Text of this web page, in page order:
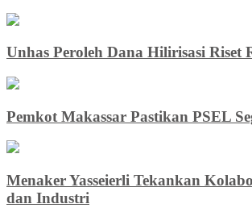
Unhas Peroleh Dana Hilirisasi Riset
Pemkot Makassar Pastikan PSEL
Menaker Yasseierli Tekankan
dan Industri